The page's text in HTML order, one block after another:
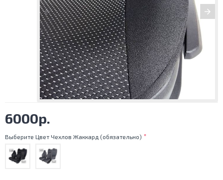
6000р.
Выберите Цвет Чехлов Жаккард (обязательно)